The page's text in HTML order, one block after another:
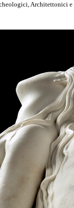
Architettonici e